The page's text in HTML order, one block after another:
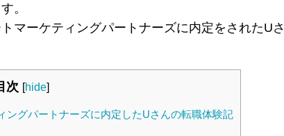
。
マーケティングパートナーズに内定をされたUさ
次 [hide]
ングパートナーズに内定したUさんの転職体験記